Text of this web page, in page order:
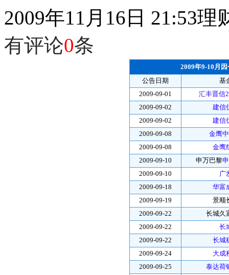
2009年11月16日 21:53理
有评论0条
2009年9-10月
公告日期
基
2009-09-01
汇丰晋信
2009-09-02
建信
2009-09-02
建信
2009-09-08
金鹰
2009-09-08
金鹰
2009-09-10
申万巴黎
2009-09-10
广
2009-09-18
华富
2009-09-19
景顺
2009-09-22
长城久
2009-09-22
长
2009-09-22
长城
2009-09-24
大成
2009-09-25
泰达荷